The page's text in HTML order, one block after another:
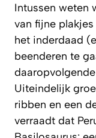
Intussen weten
van fijne
het inderdaad
beenderen te
Uiteindelijk
ribben en een
verraadt dat